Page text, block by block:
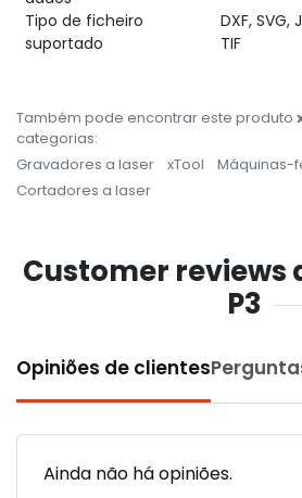
Tipo de ficheiro
suportado
DXF, SVG,
TIF
Também pode encontrar este produto
categorias:
Gravadores a laser
xTool
Máquinas-
Cortadores a laser
Customer reviews
P3
Opiniões de clientes
Ainda não há opiniões.